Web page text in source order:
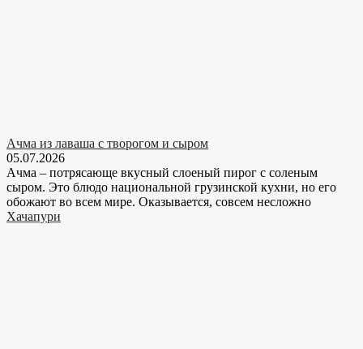
Ачма из лаваша с творогом и сыром
05.07.2026
Ачма – потрясающе вкусный слоеный пирог с соленым
сыром. Это блюдо национальной грузинской кухни, но его
обожают во всем мире. Оказывается, совсем несложно
Хачапури